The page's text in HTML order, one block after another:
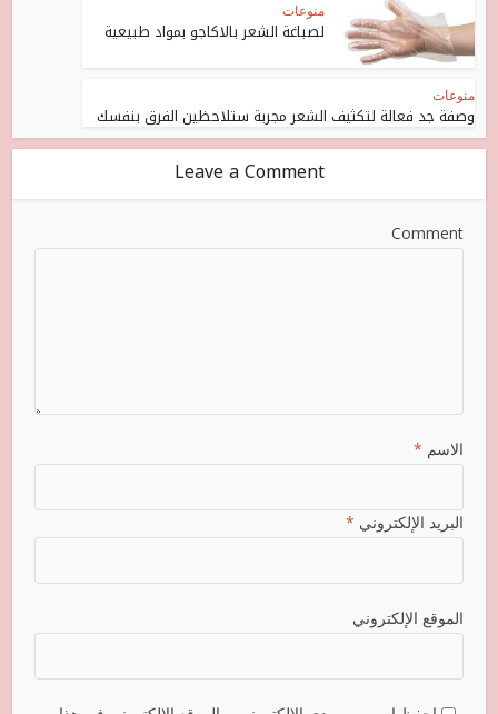
منوعات
لصباغة الشعر بالاكاجو بمواد طبيعية
منوعات
وصفة جد فعالة لتكثيف الشعر مجربة ستلاحظين الفرق بنفسك
Leave a Comment
Comment
الاسم *
البريد الإلكتروني *
الموقع الإلكتروني